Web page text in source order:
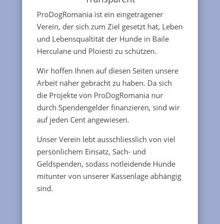
ProDogRomania ist ein eingetragener
Verein, der sich zum Ziel gesetzt hat, Leben
und Lebensqualtität der Hunde in Baile
Herculane und Ploiesti zu schützen.
Wir hoffen Ihnen auf diesen Seiten unsere
Arbeit näher gebracht zu haben. Da sich
die Projekte von ProDogRomania nur
durch Spendengelder finanzieren, sind wir
auf jeden Cent angewiesen.
Unser Verein lebt ausschliesslich von viel
persönlichem Einsatz, Sach- und
Geldspenden, sodass notleidende Hunde
mitunter von unserer Kassenlage abhängig
sind.